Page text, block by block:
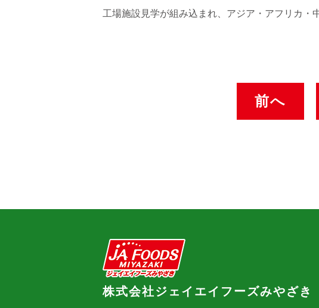
工場施設見学が組み込まれ、アジア・アフリカ・
前へ
株式会社ジェイエイフーズみやざき